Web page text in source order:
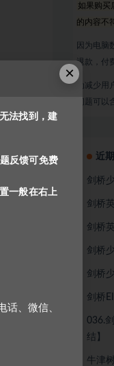
如果购买
的内容不
因为电脑
退款，付
为减少用
问题可以
近
剑桥
剑桥
剑桥
剑桥
剑桥
剑桥
036.
结】
牛津
×
法找到，建
反馈可免费
一般在右上
话、微信、